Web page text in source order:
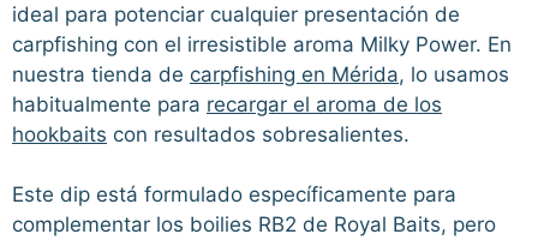
ideal para potenciar cualquier presentación de
carpfishing con el irresistible aroma Milky Power. En
nuestra tienda de carpfishing en Mérida, lo usamos
habitualmente para recargar el aroma de los
hookbaits con resultados sobresalientes.
Este dip está formulado específicamente para
complementar los boilies RB2 de Royal Baits, pero